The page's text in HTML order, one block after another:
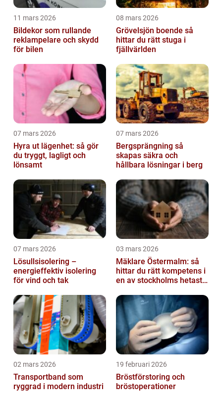
11 mars 2026
Bildekor som rullande
reklampelare och skydd
för bilen
08 mars 2026
Grövelsjön boende så
hittar du rätt stuga i
fjällvärlden
07 mars 2026
Hyra ut lägenhet: så gör
du tryggt, lagligt och
lönsamt
07 mars 2026
Bergsprängning så
skapas säkra och
hållbara lösningar i berg
07 mars 2026
Lösullsisolering –
energieffektiv isolering
för vind och tak
03 mars 2026
Mäklare Östermalm: så
hittar du rätt kompetens i
en av stockholms hetaste
02 mars 2026
Transportband som
ryggrad i modern industri
19 februari 2026
Bröstförstoring och
bröstoperationer